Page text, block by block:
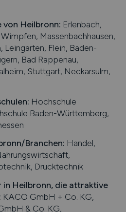
von Heilbronn: Erlenbach,
Massenbachhausen,
Flein, Baden-
Bad Rappenau,
Stuttgart, Neckarsulm,
Hochschule
Baden-Württemberg,
/Branchen: Handel,
Drucktechnik
in Heilbronn, die attraktive
: KACO GmbH + Co. KG,
& Co. KG,